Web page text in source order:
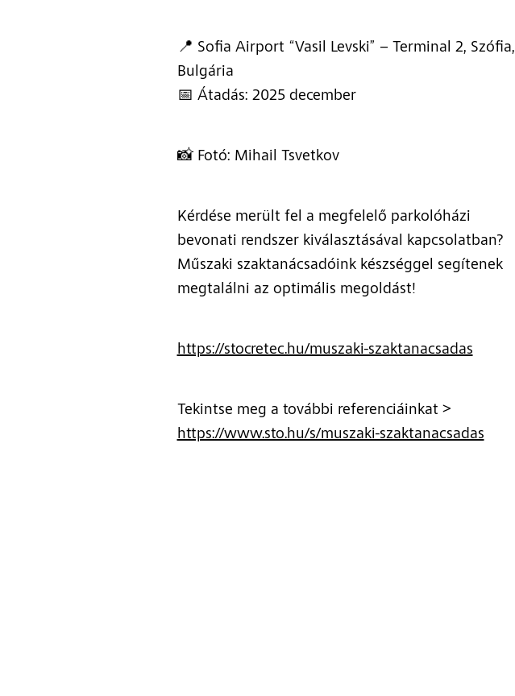
📍 Sofia Airport “Vasil Levski” – Terminal 2, Szófia,
Bulgária
📅 Átadás: 2025 december
📸 Fotó: Mihail Tsvetkov
Kérdése merült fel a megfelelő parkolóházi
bevonati rendszer kiválasztásával kapcsolatban?
Műszaki szaktanácsadóink készséggel segítenek
megtalálni az optimális megoldást!
https://stocretec.hu/muszaki-szaktanacsadas
Tekintse meg a további referenciáinkat >
https://www.sto.hu/s/muszaki-szaktanacsadas